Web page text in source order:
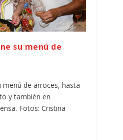
su menú de
menú de arroces, hasta
y también en
Fotos: Cristina